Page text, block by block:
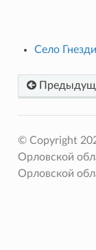
Село
© Copyright
Орловской
Орловской